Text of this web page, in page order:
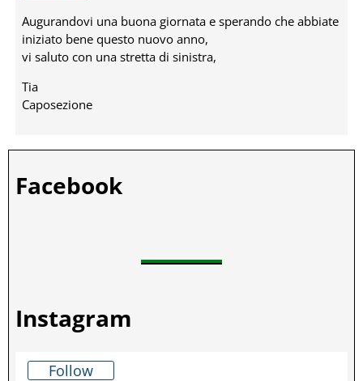
Augurandovi una buona giornata e sperando che abbiate
iniziato bene questo nuovo anno,
vi saluto con una stretta di sinistra,
Tia
Caposezione
Facebook
Instagram
Follow